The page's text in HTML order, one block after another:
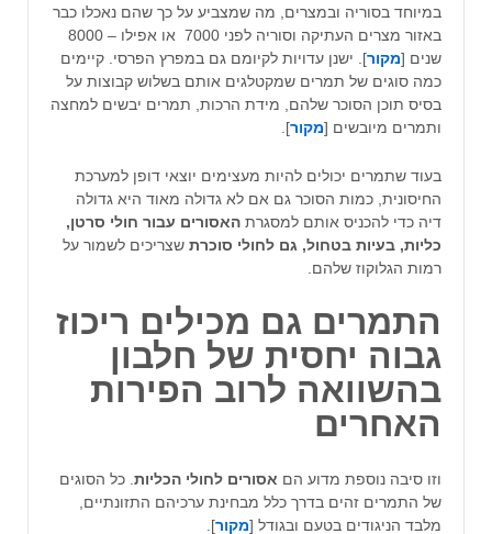
במיוחד בסוריה ובמצרים, מה שמצביע על כך שהם נאכלו כבר
באזור מצרים העתיקה וסוריה לפני 7000 או אפילו – 8000
שנים [מקור]. ישנן עדויות לקיומם גם במפרץ הפרסי. קיימים
כמה סוגים של תמרים שמקטלגים אותם בשלוש קבוצות על
בסיס תוכן הסוכר שלהם, מידת הרכות, תמרים יבשים למחצה
ותמרים מיובשים [מקור].
בעוד שתמרים יכולים להיות מעצימים יוצאי דופן למערכת
החיסונית, כמות הסוכר גם אם לא גדולה מאוד היא גדולה
דיה כדי להכניס אותם למסגרת האסורים עבור חולי סרטן,
כליות, בעיות בטחול, גם לחולי סוכרת שצריכים לשמור על
רמות הגלוקוז שלהם.
התמרים גם מכילים ריכוז
גבוה יחסית של חלבון
בהשוואה לרוב הפירות
האחרים
וזו סיבה נוספת מדוע הם אסורים לחולי הכליות . כל הסוגים
של התמרים זהים בדרך כלל מבחינת ערכיהם התזונתיים,
מלבד הניגודים בטעם ובגודל [מקור].